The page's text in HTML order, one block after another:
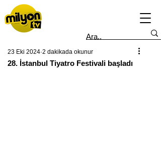
28. İstanbul Tiyatro Festivali başladı
23 Eki 2024 2 dakikada okunur